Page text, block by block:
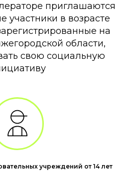
приглашаются
участники в возрасте
на
области,
свою социальную
учреждений от 14 лет